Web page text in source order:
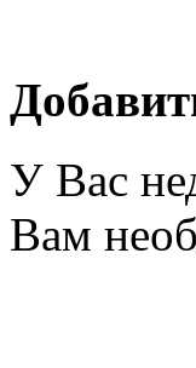
У Вас
Вам